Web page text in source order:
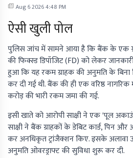
Aug 6 2026 4:48 PM
ऐसी खुली पोल
पुलिस जांच में सामने आया है कि बैंक के एक
की फिक्स्ड डिपॉजिट (FD) को लेकर
हुआ कि यह रकम ग्राहक की अनुमति के बिना
कर दी गई थी. बैंक की ही एक वरिष्ठ नागरिक
करोड़ की भारी रकम जमा की गई.
इसी खाते को आरोपी साक्षी ने एक 'पूल
साक्षी ने बैंक ग्राहकों के डेबिट कार्ड, पिन
कर अनधिकृत ट्रांजैक्शन किए. इसके अलावा
अनुमति ओवरड्राफ्ट की सुविधा शुरू कर दी.